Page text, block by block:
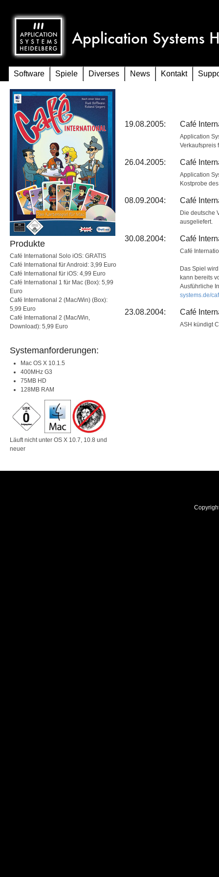
Software Spiele Diverses News Kontakt
Produkte
Café International Solo iOS: GRATIS
Café International für Android: 3,99 Euro
Café International für iOS: 4,99 Euro
Café International 1 für Mac (Box): 5,99
Euro
Café International 2 (Mac/Win) (Box):
5,99 Euro
Café International 2 (Mac/Win,
Download): 5,99 Euro
Systemanforderungen:
Mac OS X 10.1.5
400MHz G3
75MB HD
128MB RAM
Läuft nicht unter OS X 10.7, 10.8 und
neuer
19.08.2005: Café
Application
Verkaufspreis
26.04.2005: Café
Application
Kostprobe
08.09.2004: Café
Die deutsche
ausgeliefert.
30.08.2004: Café
Café
Das Spiel
kann bereits
Ausführliche
systems.de/
23.08.2004: Café
ASH kündigt